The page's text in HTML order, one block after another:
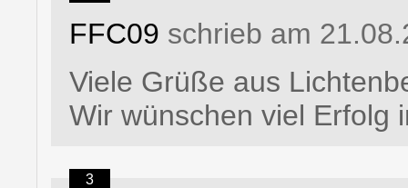
FFC09 schrieb am
Viele Grüße aus
Wir wünschen viel Erfolg
3